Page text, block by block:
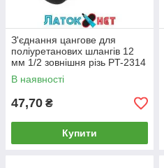
З'єднання цангове для
поліуретанових шлангів 12
мм 1/2 зовнішня різь PT-2314
Intertool
В наявності
47,70 ₴
Купити